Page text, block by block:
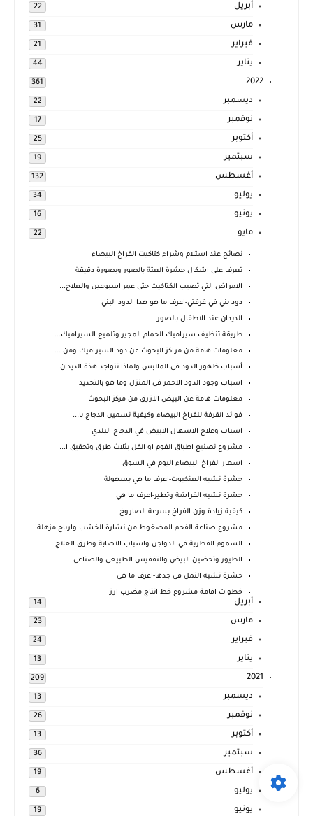
أبريل 22
مارس 31
فبراير 21
يناير 44
2022
361
ديسمبر 22
نوفمبر 17
أكتوبر 25
سبتمبر 19
أغسطس 132
يوليو 34
يونيو 16
مايو 22
نصائح عند استلام وشراء كتاكيت الفراخ البيضاء
تعرف على اشكال حشرة العتة بالصور وبصورة دقيقة
الامراض التي تصيب الكتاكيت حتى عمر اسبوعين والعلاج...
دود بني في غرفتي-اعرف ما هو هذا الدود البني
الديدان عند الاطفال بالصور
طريقة تنظيف سيراميك الحمام المجير وتلميع السيراميك...
معلومات هامة من مراكز البحوث عن دود السيراميك ومن ...
أسباب ظهور الدود في الملابس ولماذا تتواجد هذة الديدان
اسباب وجود الدود الاحمر في المنزل وما هو بالتحديد
معلومات هامة عن البيض الازرق من مركز البحوث
فوائد القرفة للفراخ البيضاء وكيفية تسمين الدجاج با...
اسباب وعلاج الاسهال الابيض في الدجاج البلدي
مشروع تصنيع اطباق الفوم او الفل بثلاث طرق وتحقيق ا...
اسعار الفراخ البيضاء اليوم في السوق
حشرة تشبه العنكبوت-اعرف ما هي بسهولة
حشرة تشبه الفراشة وتطير-اعرف ما هي
كيفية زيادة وزن الفراخ بسرعة الصاروخ
مشروع صناعة الفحم المضغوط من نشارة الخشب وارباح مزهلة
السموم الفطرية في الدواجن واسباب الاصابة وطرق العلاج
الطيور وتحضين البيض والتفقيس الطبيعي والصناعي
حشرة تشبه النمل في جدها-اعرف ما هي
خطوات اقامة مشروع خط انتاج مضرب ارز
أبريل 14
مارس 23
فبراير 24
يناير 13
2021
209
ديسمبر 13
نوفمبر 26
أكتوبر 13
سبتمبر 36
أغسطس 19
يوليو 6
يونيو 19